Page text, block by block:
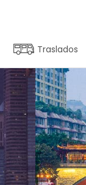
Traslados